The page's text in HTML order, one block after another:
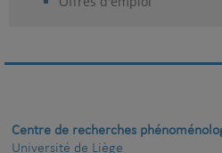
Centre de recherches
Université de Liège